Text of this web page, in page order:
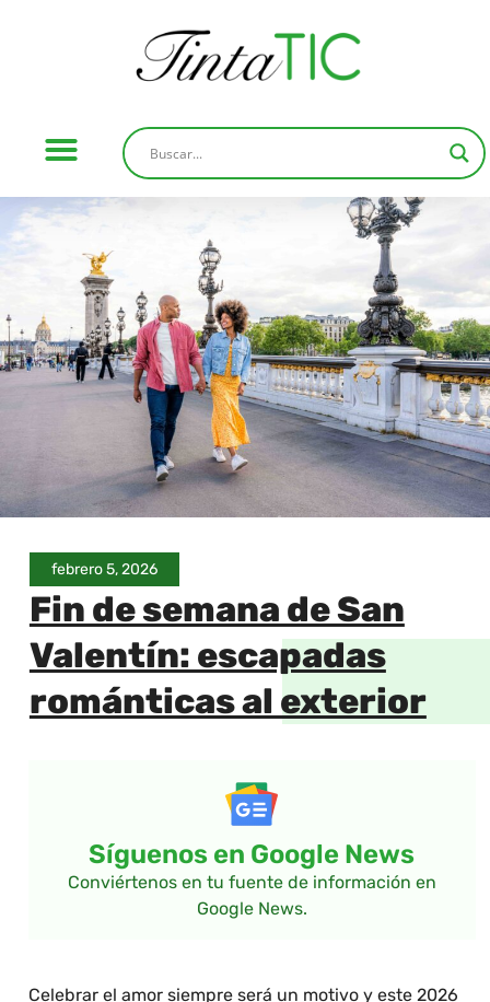
febrero 5, 2026
Fin de semana de San
Valentín: escapadas
románticas al exterior
Síguenos en Google News
Conviértenos en tu fuente de información en
Google News.
Celebrar el amor siempre será un motivo y este 2026